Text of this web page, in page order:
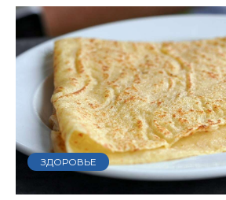
ЗДОРОВЬЕ